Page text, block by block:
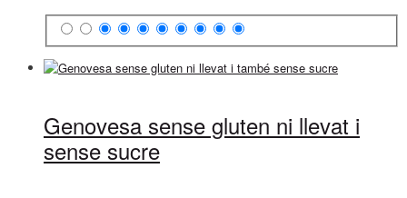
Genovesa sense gluten ni llevat i
sense sucre